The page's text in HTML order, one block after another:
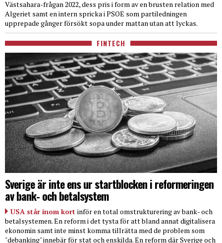
Västsahara-frågan 2022, dess pris i form av en brusten relation med
Algeriet samt en intern spricka i PSOE som partiledningen
upprepade gånger försökt sopa under mattan utan att lyckas.
FINTECH
Sverige är inte ens ur startblocken i reformeringen
av bank- och betalsystem
USA står inom kort inför en total omstrukturering av bank- och
betalsystemen. En reform i det tysta för att bland annat digitalisera
ekonomin samt inte minst komma tillrätta med de problem som
"debanking" innebär för stat och enskilda. En reform där Sverige och